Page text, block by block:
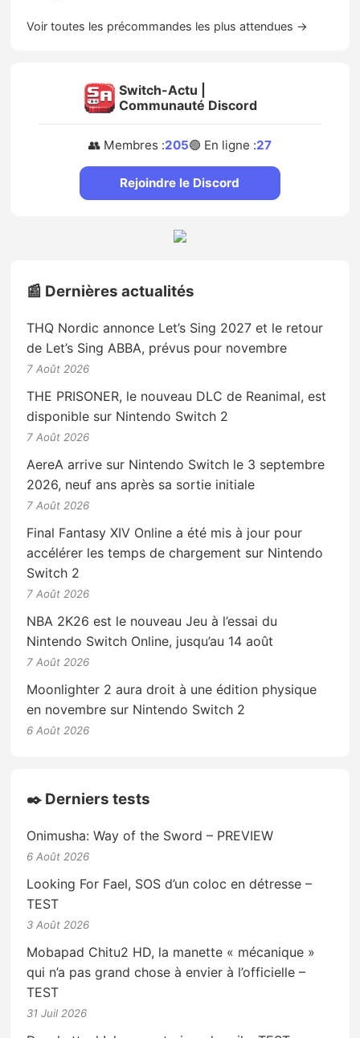
Voir toutes les précommandes les plus attendues →
Switch-Actu |
Communauté Discord
👥 Membres :205🟢 En ligne :27
Rejoindre le Discord
📰 Dernières actualités
THQ Nordic annonce Let’s Sing 2027 et le retour
de Let’s Sing ABBA, prévus pour novembre
7 Août 2026
THE PRISONER, le nouveau DLC de Reanimal, est
disponible sur Nintendo Switch 2
7 Août 2026
AereA arrive sur Nintendo Switch le 3 septembre
2026, neuf ans après sa sortie initiale
7 Août 2026
Final Fantasy XIV Online a été mis à jour pour
accélérer les temps de chargement sur Nintendo
Switch 2
7 Août 2026
NBA 2K26 est le nouveau Jeu à l’essai du
Nintendo Switch Online, jusqu’au 14 août
7 Août 2026
Moonlighter 2 aura droit à une édition physique
en novembre sur Nintendo Switch 2
6 Août 2026
✒️ Derniers tests
Onimusha: Way of the Sword – PREVIEW
6 Août 2026
Looking For Fael, SOS d’un coloc en détresse –
TEST
3 Août 2026
Mobapad Chitu2 HD, la manette « mécanique »
qui n’a pas grand chose à envier à l’officielle –
TEST
31 Juil 2026